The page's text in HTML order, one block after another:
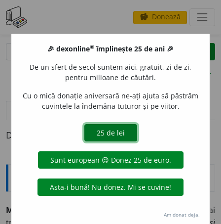
savings Donează
clear
opțiuni
definiții (1) pronunțievolume_up (50)
Definiția cu ID-ul 920988:
Explicative DEX
MORT, MO
Care nu mai
🎉 dexonline® împlinește 25 de ani 🎉
De un sfert de secol suntem aici, gratuit, zi de zi,
pentru milioane de căutări.
Cu o mică donație aniversară ne-ați ajuta să păstrăm
cuvintele la îndemâna tuturor și pe viitor.
Am donat deja.